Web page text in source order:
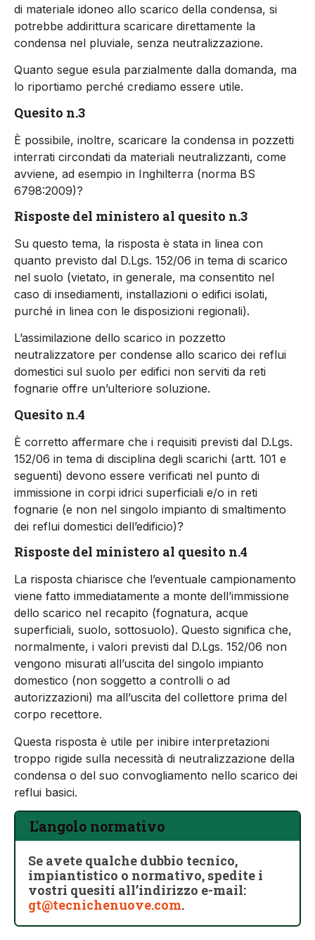
di materiale idoneo allo scarico della condensa, si
potrebbe addirittura scaricare direttamente la
condensa nel pluviale, senza neutralizzazione.
Quanto segue esula parzialmente dalla domanda, ma
lo riportiamo perché crediamo essere utile.
Quesito n.3
È possibile, inoltre, scaricare la condensa in pozzetti
interrati circondati da materiali neutralizzanti, come
avviene, ad esempio in Inghilterra (norma BS
6798:2009)?
Risposte del ministero al quesito n.3
Su questo tema, la risposta è stata in linea con
quanto previsto dal D.Lgs. 152/06 in tema di scarico
nel suolo (vietato, in generale, ma consentito nel
caso di insediamenti, installazioni o edifici isolati,
purché in linea con le disposizioni regionali).
L’assimilazione dello scarico in pozzetto
neutralizzatore per condense allo scarico dei reflui
domestici sul suolo per edifici non serviti da reti
fognarie offre un’ulteriore soluzione.
Quesito n.4
È corretto affermare che i requisiti previsti dal D.Lgs.
152/06 in tema di disciplina degli scarichi (artt. 101 e
seguenti) devono essere verificati nel punto di
immissione in corpi idrici superficiali e/o in reti
fognarie (e non nel singolo impianto di smaltimento
dei reflui domestici dell’edificio)?
Risposte del ministero al quesito n.4
La risposta chiarisce che l’eventuale campionamento
viene fatto immediatamente a monte dell’immissione
dello scarico nel recapito (fognatura, acque
superficiali, suolo, sottosuolo). Questo significa che,
normalmente, i valori previsti dal D.Lgs. 152/06 non
vengono misurati all’uscita del singolo impianto
domestico (non soggetto a controlli o ad
autorizzazioni) ma all’uscita del collettore prima del
corpo recettore.
Questa risposta è utile per inibire interpretazioni
troppo rigide sulla necessità di neutralizzazione della
condensa o del suo convogliamento nello scarico dei
reflui basici.
L'angolo normativo
Se avete qualche dubbio tecnico,
impiantistico o normativo, spedite i
vostri quesiti all’indirizzo e-mail:
gt@tecnichenuove.com.